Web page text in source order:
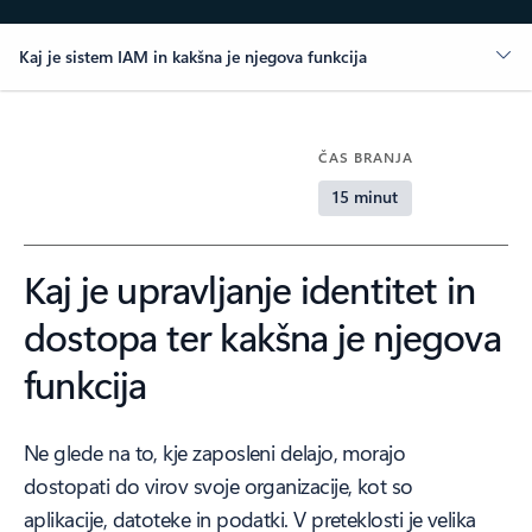
Kaj je sistem IAM in kakšna je njegova funkcija
ČAS BRANJA
15 minut
Kaj je upravljanje identitet in
dostopa ter kakšna je njegova
funkcija
Ne glede na to, kje zaposleni delajo, morajo
dostopati do virov svoje organizacije, kot so
aplikacije, datoteke in podatki. V preteklosti je velika